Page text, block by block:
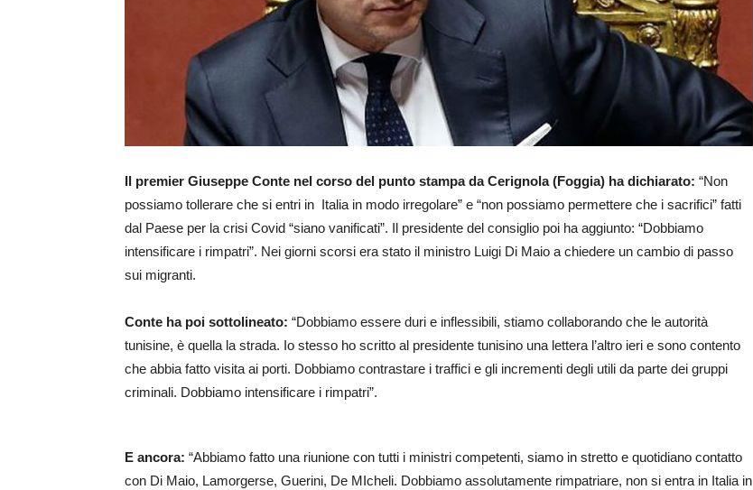
Il premier Giuseppe Conte nel corso del punto stampa da Cerignola (Foggia) ha dichiarato: “Non
possiamo tollerare che si entri in Italia in modo irregolare” e “non possiamo permettere che i sacrifici” fatti
dal Paese per la crisi Covid “siano vanificati”. Il presidente del consiglio poi ha aggiunto: “Dobbiamo
intensificare i rimpatri”. Nei giorni scorsi era stato il ministro Luigi Di Maio a chiedere un cambio di passo
sui migranti.
Conte ha poi sottolineato: “Dobbiamo essere duri e inflessibili, stiamo collaborando che le autorità
tunisine, è quella la strada. Io stesso ho scritto al presidente tunisino una lettera l’altro ieri e sono contento
che abbia fatto visita ai porti. Dobbiamo contrastare i traffici e gli incrementi degli utili da parte dei gruppi
criminali. Dobbiamo intensificare i rimpatri”.
E ancora: “Abbiamo fatto una riunione con tutti i ministri competenti, siamo in stretto e quotidiano contatto
con Di Maio, Lamorgerse, Guerini, De MIcheli. Dobbiamo assolutamente rimpatriare, non si entra in Italia in